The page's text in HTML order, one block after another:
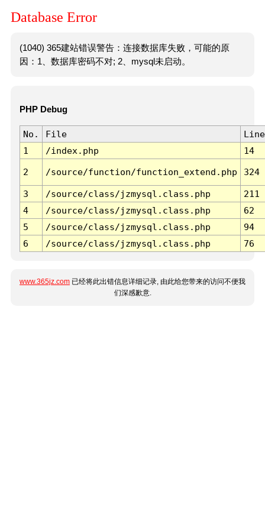
Database Error
(1040) 365建站错误警告：连接数据库失败，可能的原
因：1、数据库密码不对; 2、mysql未启动。
PHP Debug
No. File
Line
1
/index.php 14
2 /source/function/function_extend.php 324
3 /source/class/jzmysql.class.php
211
4
/source/class/jzmysql.class.php
62
5
/source/class/jzmysql.class.php
94
6
/source/class/jzmysql.class.php 76
www.365jz.com 已经将此出错信息详细记录, 由此给您带来的访问不便我
们深感歉意.